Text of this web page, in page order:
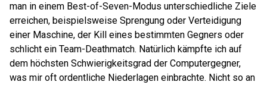
man in einem Best-of-Seven-Modus unterschiedliche Ziele
erreichen, beispielsweise Sprengung oder Verteidigung
einer Maschine, der Kill eines bestimmten Gegners oder
schlicht ein Team-Deathmatch. Natürlich kämpfte ich auf
dem höchsten Schwierigkeitsgrad der Computergegner,
was mir oft ordentliche Niederlagen einbrachte. Nicht so an